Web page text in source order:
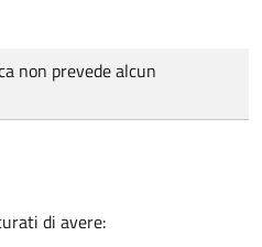
non prevede alcun
di avere: